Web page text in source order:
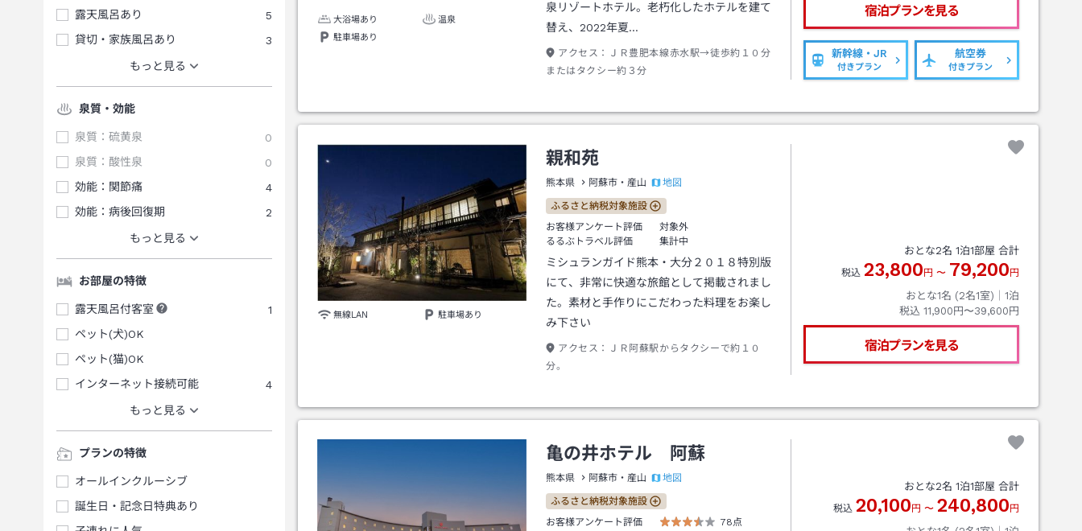
露天風呂あり
5
貸切・家族風呂あり
3
もっと見る
泉質・効能
泉質：硫黄泉
0
泉質：酸性泉
0
効能：関節痛
4
効能：病後回復期
2
もっと見る
お部屋の特徴
露天風呂付客室
1
ペット(犬)OK
ペット(猫)OK
インターネット接続可能
4
もっと見る
プランの特徴
オールインクルーシブ
誕生日・記念日特典あり
大浴場あり
温泉
駐車場あり
泉リゾートホテル。老朽化したホテルを建て
替え、2022年夏…
アクセス：
ＪＲ豊肥本線赤水駅→徒歩約１０分
またはタクシー約３分
宿泊プランを見る
新幹線・JR
付きプラン
航空券
付きプラン
無線LAN 駐車場あり
親和苑
熊本県 阿蘇市・産山 地図
ふるさと納税対象施設
お客様アンケート評価
対象外
るるぶトラベル評価
集計中
ミシュランガイド熊本・大分２０１８特別版
にて、非常に快適な旅館として掲載されまし
た。素材と手作りにこだわった料理をお楽し
み下さい
アクセス：
ＪＲ阿蘇駅からタクシーで約１０
分。
おとな2名 1泊1部屋 合計
税込 23,800 円 〜 79,200 円
おとな1名 (2名1室)｜ 1泊
税込 11,900円〜39,600円
宿泊プランを見る
亀の井ホテル 阿蘇
熊本県 阿蘇市・産山 地図
ふるさと納税対象施設
お客様アンケート評価
78点
おとな2名 1泊1部屋 合計
税込 20,100 円 〜 240,800 円